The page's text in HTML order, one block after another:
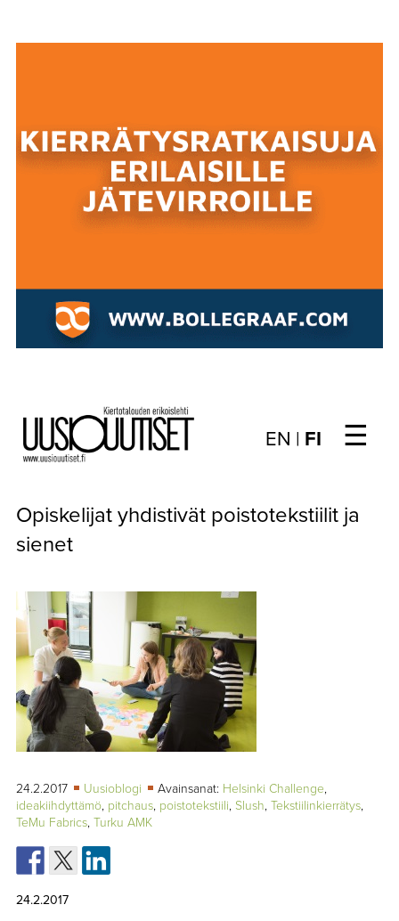
Choose
kieli:
EN | FI ☰
ARTIKKELIT
ARKISTO
TILAUSASIAT
MEDIATIEDOT
TIETOA
TAPAHTUMAT
YHTEYSTIEDOT
Opiskelijat yhdistivät poistotekstiilit ja
sienet
24.2.2017 Uusioblogi Avainsanat: Helsinki Challenge,
ideakiihdyttämö, pitchaus, poistotekstiili, Slush, Tekstiilinkierrätys,
TeMu Fabrics, Turku AMK
24.2.2017